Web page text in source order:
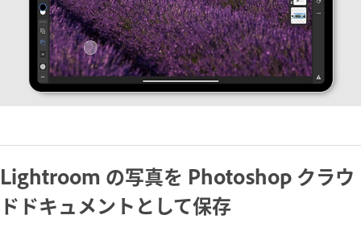
Lightroom の写真を Photoshop クラウ
ドドキュメントとして保存